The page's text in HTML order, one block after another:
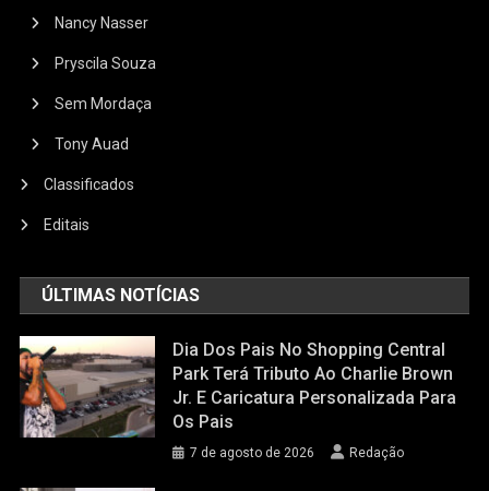
Nancy Nasser
Pryscila Souza
Sem Mordaça
Tony Auad
Classificados
Editais
ÚLTIMAS NOTÍCIAS
Dia Dos Pais No Shopping Central
Park Terá Tributo Ao Charlie Brown
Jr. E Caricatura Personalizada Para
Os Pais
7 de agosto de 2026 Redação